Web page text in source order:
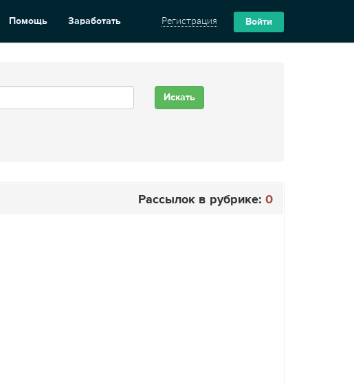
Помощь Заработать Регистрация Войти
Рассылок в рубрике: 0